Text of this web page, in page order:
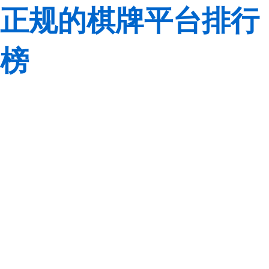
正规的棋牌平台排行
榜